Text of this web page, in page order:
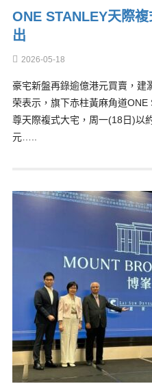
ONE STANLEY天際
出
2026-05-18
豪宅新盤再錄逾億港元買賣，建
荣表示，旗下赤柱黃麻角道
尊天際複式大宅，周一(18日)以
元…..